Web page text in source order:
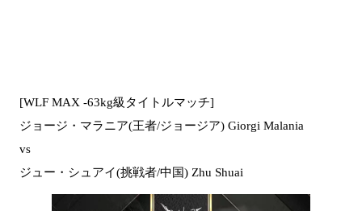
[WLF MAX -63kg級タイトルマッチ]
ジョージ・マラニア(王者/ジョージア) Giorgi Malania
vs
ジュー・シュアイ(挑戦者/中国) Zhu Shuai